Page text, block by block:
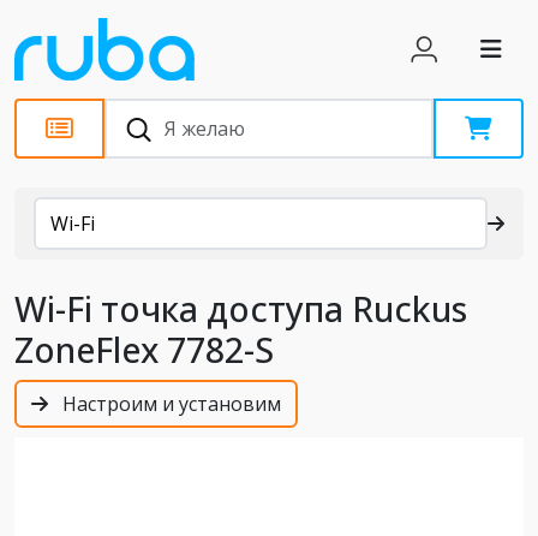
Каталог
Wi-Fi
Wi-Fi точка доступа Ruckus
ZoneFlex 7782-S
Настроим и установим